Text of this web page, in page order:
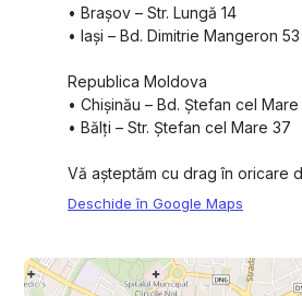
•⁠ ⁠Brașov – Str. Lungă 14
•⁠ ⁠Iași – Bd. Dimitrie Mangeron 53
Republica Moldova
•⁠ ⁠Chișinău – Bd. Ștefan cel Mare
•⁠ ⁠Bălți – Str. Ștefan cel Mare 37
Vă așteptăm cu drag în oricare
Deschide în Google Maps